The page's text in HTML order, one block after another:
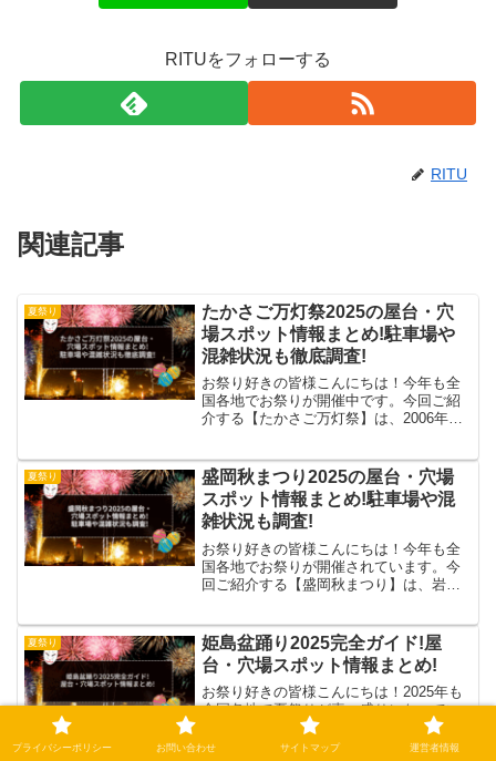
RITUをフォローする
RITU
関連記事
夏祭り
たかさご万灯祭2025の屋台・穴
場スポット情報まとめ!駐車場や
混雑状況も徹底調査!
お祭り好きの皆様こんにちは！今年も全
国各地でお祭りが開催中です。今回ご紹
介する【たかさご万灯祭】は、2006年に
👏昔ながらの碁盤の目の街並みが残る高
砂町の路地約6k...
夏祭り
盛岡秋まつり2025の屋台・穴場
スポット情報まとめ!駐車場や混
雑状況も調査!
お祭り好きの皆様こんにちは！今年も全
国各地でお祭りが開催されています。今
回ご紹介する【盛岡秋まつり】は、岩手
まつり」開催日：9/14(日)-9/16(火)3日間
開催され...
夏祭り
姫島盆踊り2025完全ガイド!屋
台・穴場スポット情報まとめ!
お祭り好きの皆様こんにちは！2025年も
全国各地で夏祭りが真っ盛りになってい
ます。姫島の盆踊りはきつね踊りの印象
が強いけど実際行ってみたら地区ごとに
プライバシーポリシー お問い合わせ サイトマップ 運営者情報